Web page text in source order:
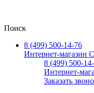
Поиск
8 (499) 500-14-76
Интернет-магазин
8 (499) 500-
Интернет-
Заказать